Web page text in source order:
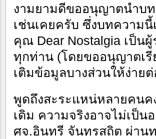
งามยามดีขออนุญาตนำบ
เช่นเคยครับ ซึ่งบทความ
คุณ Dear Nostalgia เป็น
ทุกท่าน (โดยขออนุญาตเรี
เติมข้อมูลบางส่วนให้ง่าย
พูดถึงสะระแหน่หลายคน
เดิม ความจริงอาจไม่เป็น
ศจ.อินทรี จันทรสถิต ผ่าน